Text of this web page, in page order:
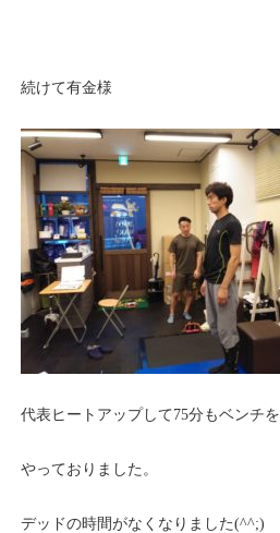
続けて有金様
代表ヒートアップして75分もベンチを
やっておりました。
デッドの時間がなくなりました(^^;)